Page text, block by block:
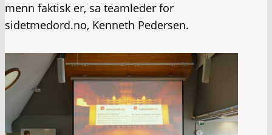
menn faktisk er, sa teamleder for
sidetmedord.no, Kenneth Pedersen.